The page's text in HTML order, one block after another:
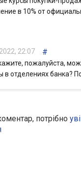
в 10% от
22:07
#
пожалуйста,
в отделениях банка?
потрібно